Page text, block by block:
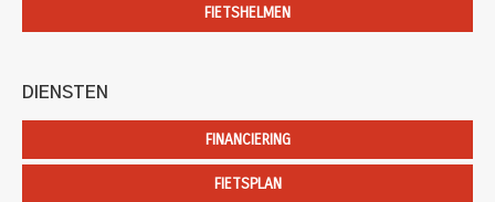
FIETSHELMEN
DIENSTEN
FINANCIERING
FIETSPLAN